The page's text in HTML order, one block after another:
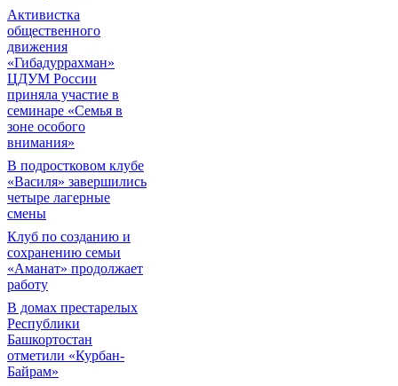
Активистка
общественного
движения
«Гибадуррахман»
ЦДУМ России
приняла участие в
семинаре «Семья в
зоне особого
внимания»
В подростковом клубе
«Василя» завершились
четыре лагерные
смены
Клуб по созданию и
сохранению семьи
«Аманат» продолжает
работу
В домах престарелых
Республики
Башкортостан
отметили «Курбан-
Байрам»